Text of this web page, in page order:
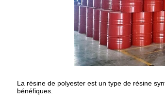
La résine de polyester est un type de résine
bénéfiques.